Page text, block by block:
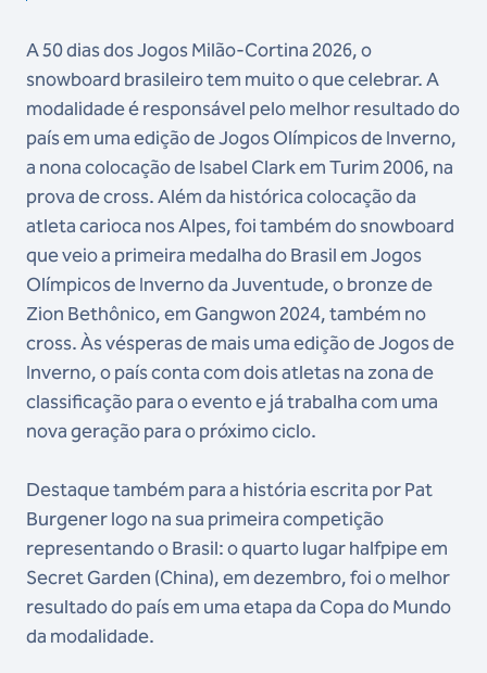
A 50 dias dos Jogos Milão-Cortina 2026, o
snowboard brasileiro tem muito o que celebrar. A
modalidade é responsável pelo melhor resultado do
país em uma edição de Jogos Olímpicos de Inverno,
a nona colocação de Isabel Clark em Turim 2006, na
prova de cross. Além da histórica colocação da
atleta carioca nos Alpes, foi também do snowboard
que veio a primeira medalha do Brasil em Jogos
Olímpicos de Inverno da Juventude, o bronze de
Zion Bethônico, em Gangwon 2024, também no
cross. Às vésperas de mais uma edição de Jogos de
Inverno, o país conta com dois atletas na zona de
classificação para o evento e já trabalha com uma
nova geração para o próximo ciclo.
Destaque também para a história escrita por Pat
Burgener logo na sua primeira competição
representando o Brasil: o quarto lugar halfpipe em
Secret Garden (China), em dezembro, foi o melhor
resultado do país em uma etapa da Copa do Mundo
da modalidade.